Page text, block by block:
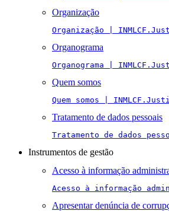
Organização
Organização |
Organograma
Organograma |
Quem somos
Quem somos |
Tratamento de dados pessoais
Tratamento de dados
Instrumentos de gestão
Acesso à informação
Acesso à informação
Apresentar denúncia de